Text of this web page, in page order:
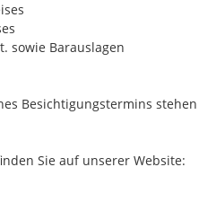
sowie Barauslagen
Besichtigungstermins
Sie auf unserer Website: